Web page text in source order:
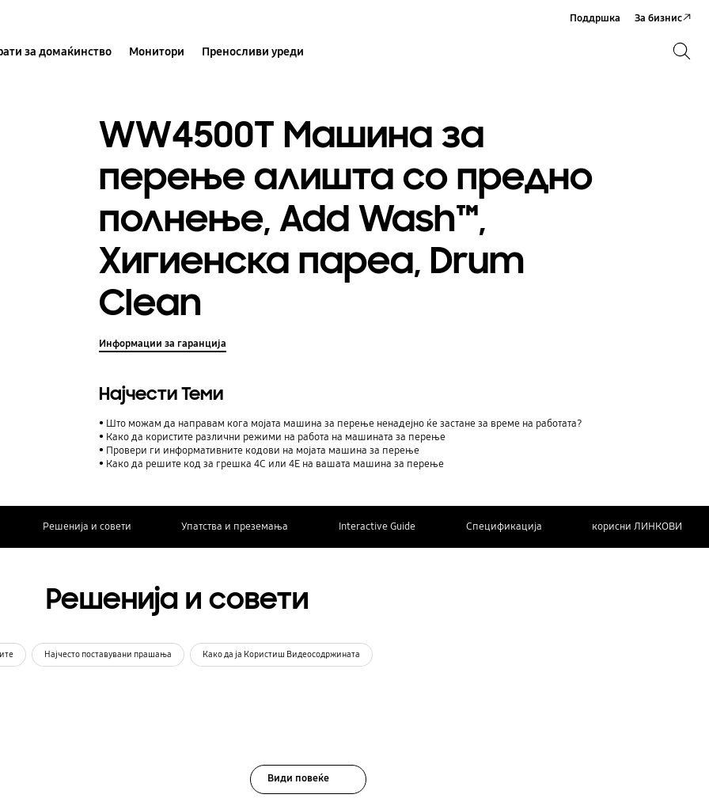
за домаќинство Монитори Преносливи уреди
Поддршка За бизнис
WW4500T Машина за
перење алишта со предно
полнење, Add Wash™,
Хигиенска пареа, Drum
Clean
Информации за гаранција
Најчести Теми
Што можам да направам кога мојата машина за перење ненадејно ќе застане за време на работата?
Како да користите различни режими на работа на машината за перење
Провери ги информативните кодови на мојата машина за перење
Како да решите код за грешка 4C или 4E на вашата машина за перење
Решенија и совети Упатства и преземања Interactive Guide Спецификација корисни ЛИНКОВИ
Решенија и совети
Најчесто поставувани прашања Како да ја Користиш Видеосодржината
Види повеќе